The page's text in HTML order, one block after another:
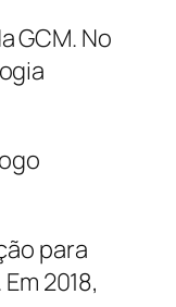
GCM. No
para
2018,